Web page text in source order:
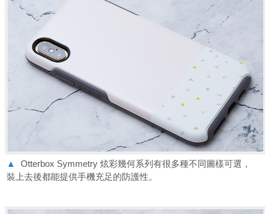
▲
Otterbox Symmetry 炫彩幾何系列有很多種不同圖樣可選，
裝上去後都能提供手機充足的防護性。